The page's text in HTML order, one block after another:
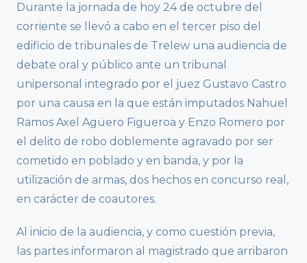
Durante la jornada de hoy 24 de octubre del
corriente se llevó a cabo en el tercer piso del
edificio de tribunales de Trelew una audiencia de
debate oral y público ante un tribunal
unipersonal integrado por el juez Gustavo Castro
por una causa en la que están imputados Nahuel
Ramos Axel Agüero Figueroa y Enzo Romero por
el delito de robo doblemente agravado por ser
cometido en poblado y en banda, y por la
utilización de armas, dos hechos en concurso real,
en carácter de coautores.
Al inicio de la audiencia, y como cuestión previa,
las partes informaron al magistrado que arribaron